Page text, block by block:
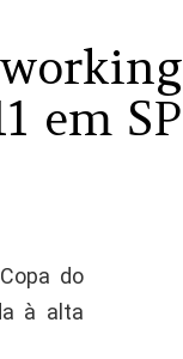
em SP
do
à alta